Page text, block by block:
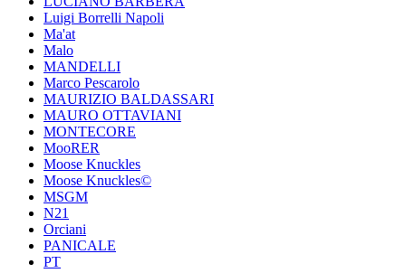
Luigi Borrelli Napoli
Ma'at
Malo
MANDELLI
Marco Pescarolo
MAURIZIO BALDASSARI
MAURO OTTAVIANI
MONTECORE
MooRER
Moose Knuckles
Moose Knuckles©️
MSGM
N21
Orciani
PANICALE
PT